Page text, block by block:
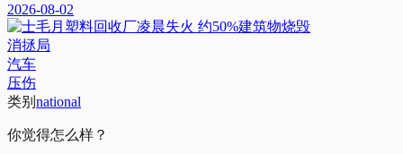
2026-08-02
消拯局
汽车
压伤
类别 national
你觉得怎么样？